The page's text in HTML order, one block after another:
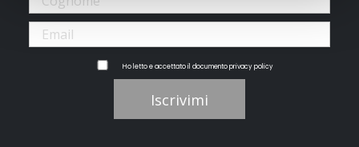
Ho letto e accettato il documentoprivacy policy
Iscrivimi